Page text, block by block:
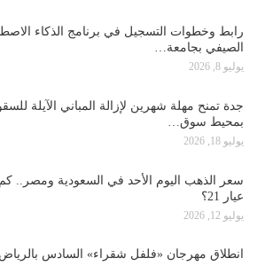
رابط وخطوات التسجيل في برنامج الذكاء
الصيفي بجامعة…
يوليو 8, 2026
جدة تمنح مهلة شهرين لإزالة المباني الآيلة
بمحيط سوق…
يوليو 18, 2026
سعر الذهب اليوم الأحد في السعودية ومصر..
عيار 21؟
يوليو 12, 2026
انطلاق مهرجان «فلفل شقراء» السادس بالرياض